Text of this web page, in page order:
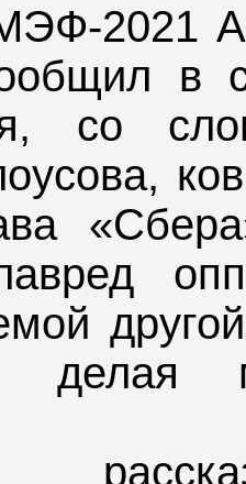
2021
в
со
делая